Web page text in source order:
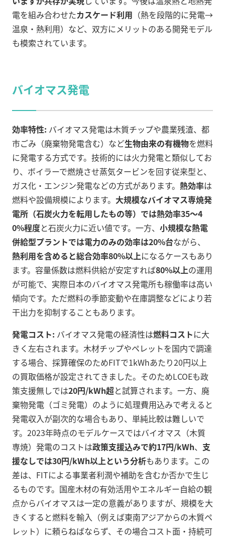
電を組み合わせたカスケード利用 （熱を段階的に発電→
温泉・熱利用）など、双方にメリットのある開発モデル
も模索されています。
バイオマス発電
効率特性: バイオマス発電は木質チップや農業残渣、都
市ごみ（廃棄物発電含む）など生物由来の有機物を燃料
に発電する方式です。技術的には火力発電と類似してお
り、ボイラーで燃焼させ蒸気タービンを回す従来型と、
ガス化・エンジン発電などの方式があります。 熱効率は
燃料や設備規模によります。 大規模なバイオマス専焼発
電所（石炭火力を転用したもの等）では熱効率35～4
0%程度と石炭火力に近い値です。一方、 小規模な熱電
併給型プラントでは電力のみの効率は20%台ながら、
熱利用を含めると総合効率80%以上になるケースもあり
ます。容量係数は燃料供給が安定すれば80%以上の運用
が可能で、実際日本のバイオマス発電所も稼働率は高い
傾向です。ただ燃料の季節変動や在庫調整などにより若
干出力を抑制することもあります。
発電コスト: バイオマス発電の経済性は燃料コストに大
きく左右されます。木材チップやペレットを国内で調達
する場合、採算確保のためFITで1kWhあたり20円以上
の買取価格が設定されてきました。そのためLCOEも政
策支援無しでは20円/kWh超と試算されます。一方、廃
棄物発電（ゴミ発電）のように処理費用込みで考えると
発電収入が副次的な場合もあり、単純比較は難しいで
す。2023年時点のモデルケースではバイオマス（木質
専焼）発電のコストは政策支援込みで約17円/kWh、 支
援なしでは30円/kWh以上という分析もあります。この
差は、FITによる事業者利潤や補助を含むか否かで生じ
るものです。国産木材の有効活用やエネルギー自給の観
点からバイオマスは一定の意義がありますが、規模を大
きくすると燃料を輸入（例えば東南アジアからの木質ペ
レット）に頼らねばならず、その場合コスト面・持続可